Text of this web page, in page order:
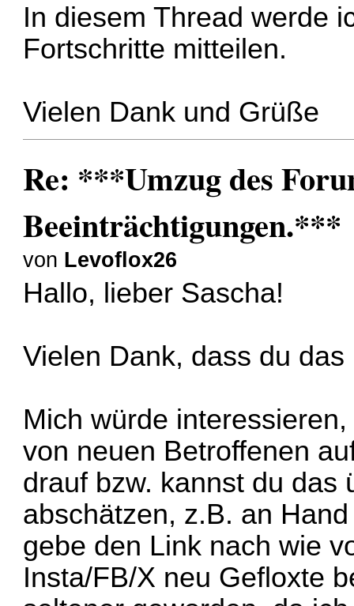
In diesem Thread werde
Fortschritte mitteilen.
Vielen Dank und Grüße
Re: ***Umzug des
Beeinträchtigungen.***
von Levoflox26
Hallo, lieber Sascha!
Vielen Dank, dass du
Mich würde
von neuen Betroffenen
drauf bzw. kannst du das
abschätzen, z.B. an
gebe den Link nach wie
Insta/FB/X neu Gefloxte